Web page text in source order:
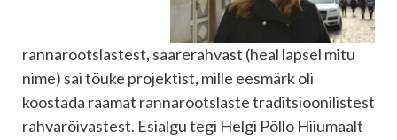
rannarootslastest, saarerahvast (heal lapsel mitu
nime) sai tõuke projektist, mille eesmärk oli
koostada raamat rannarootslaste traditsioonilistest
rahvarõivastest. Esialgu tegi Helgi Põllo Hiiumaalt